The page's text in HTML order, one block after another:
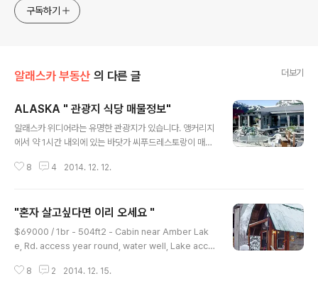
기도 합니다. 젖과 꿀이 흐르는 "알래스카" 자연속의 삶이 그
립다면 언제라도 알래스카로 오시기 바랍니다
구독하기
알래스카 부동산 의 다른 글 더보기
ALASKA " 관광지 식당 매물정보"
알래스카 위디어라는 유명한 관광지가 있습니다. 앵커리지
에서 약 1시간 내외에 있는 바닷가 씨푸드레스토랑이 매물
좋습니다.바닷가에 있는 식당인지라 , 내내 낚시를 하면서
명한 관광지 입니다.빙하와 폭포등 볼거리들이 많으며, 바
다빙하와육지,산빙하들이 즐비한 곳이기도 합니다. 이렇게
유빙이 떠다니는곳입니다. Waterfront Commercial b
제가 보기에 돈을 많이 버는곳은 아닙니다.노후에 부부가
8 4 2014. 12. 12.
"혼자 살고싶다면 이리 오세요 "
$69000 / 1br - 504ft2 - Cabin near Amber Lak
e, Rd. access year round, water well, Lake acce
나왔네요. 앵커리지에서 차로 두시간 11분 정도 디날리 국
8 2 2014. 12. 15.